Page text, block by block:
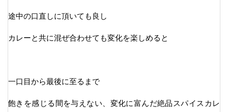
途中の口直しに頂いても良し
カレーと共に混ぜ合わせても変化を楽しめると
一口目から最後に至るまで
飽きを感じる間を与えない、変化に富んだ絶品スパイスカレ